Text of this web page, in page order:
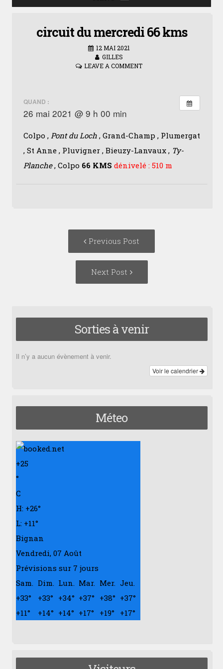
circuit du mercredi 66 kms
12 MAI 2021
GILLES
LEAVE A COMMENT
QUAND :
26 mai 2021 @ 9 h 00 min
Colpo , Pont du Loch, Grand-Champ , Plumergat
, St Anne , Pluvigner , Bieuzy-Lanvaux ,Ty-
Planche, Colpo 66 KMS dénivelé : 510 m
Previous Post
Next Post
Post:
Sorties à venir
Il n’y a aucun évènement à venir.
Voir le calendrier
Méteo
+25
°
C
H: +26°
L: +11°
Bignan
Vendredi, 07 Août
Prévisions sur 7 jours
Sam. Dim. Lun. Mar. Mer. Jeu.
+33° +33° +34° +37° +38° +37°
+11° +14° +14° +17° +19° +17°